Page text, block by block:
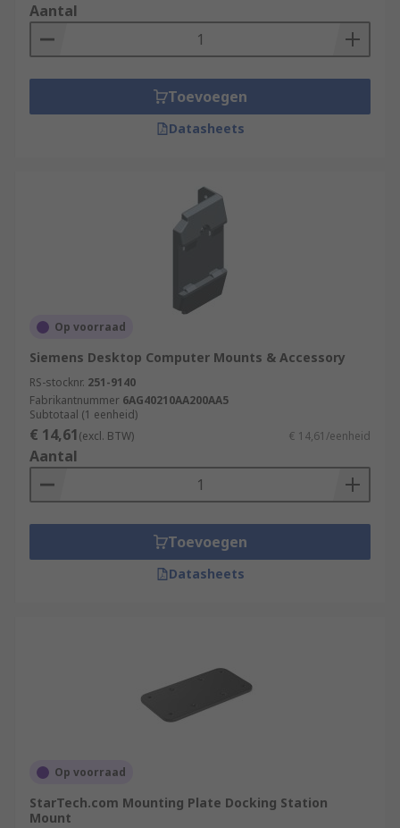
Aantal
Toevoegen
Datasheets
Op voorraad
Siemens Desktop Computer Mounts & Accessory
RS-stocknr. 251-9140
Fabrikantnummer 6AG40210AA200AA5
Subtotaal (1 eenheid)
€ 14,61(excl. BTW) € 14,61/eenheid
Aantal
Toevoegen
Datasheets
Op voorraad
StarTech.com Mounting Plate Docking Station
Mount